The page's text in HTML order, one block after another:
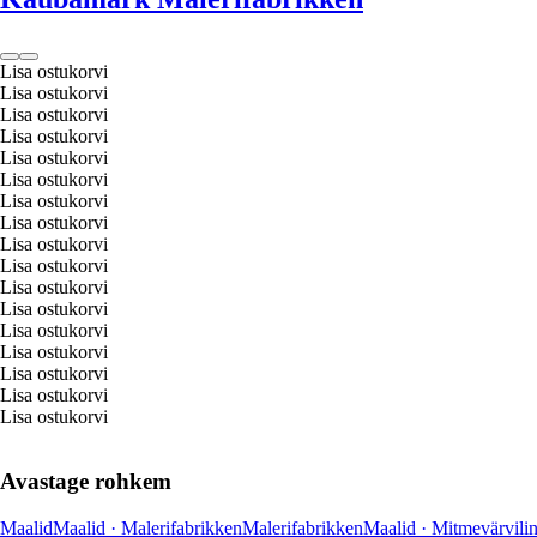
Lisa ostukorvi
Lisa ostukorvi
Lisa ostukorvi
Lisa ostukorvi
Lisa ostukorvi
Lisa ostukorvi
Lisa ostukorvi
Lisa ostukorvi
Lisa ostukorvi
Lisa ostukorvi
Lisa ostukorvi
Lisa ostukorvi
Lisa ostukorvi
Lisa ostukorvi
Lisa ostukorvi
Lisa ostukorvi
Lisa ostukorvi
Avastage rohkem
MaalidMaalid · MalerifabrikkenMalerifabrikkenMaalid ·